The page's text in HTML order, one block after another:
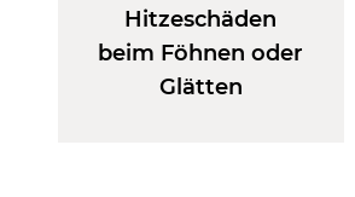
Hitzeschäden
beim Föhnen oder
Glätten